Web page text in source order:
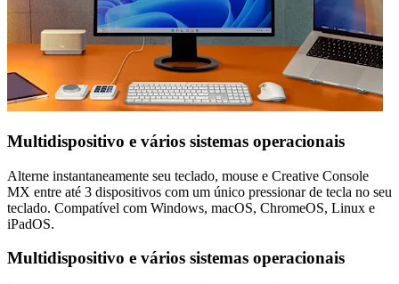
Multidispositivo e vários sistemas operacionais
Alterne instantaneamente seu teclado, mouse e Creative Console
MX entre até 3 dispositivos com um único pressionar de tecla no seu
teclado. Compatível com Windows, macOS, ChromeOS, Linux e
iPadOS.
Multidispositivo e vários sistemas operacionais